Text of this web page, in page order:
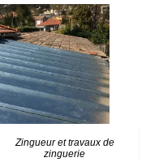
Zingueur et travaux de
zinguerie